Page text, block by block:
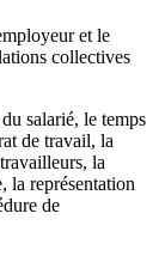
et le
collectives
salarié, le temps
de travail, la
la
la représentation
de